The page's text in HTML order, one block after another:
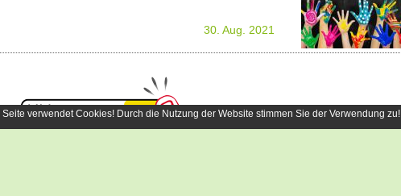
30. Aug. 2021
Seite verwendet Cookies! Durch die Nutzung der Website stimmen Sie der Verwendung zu!